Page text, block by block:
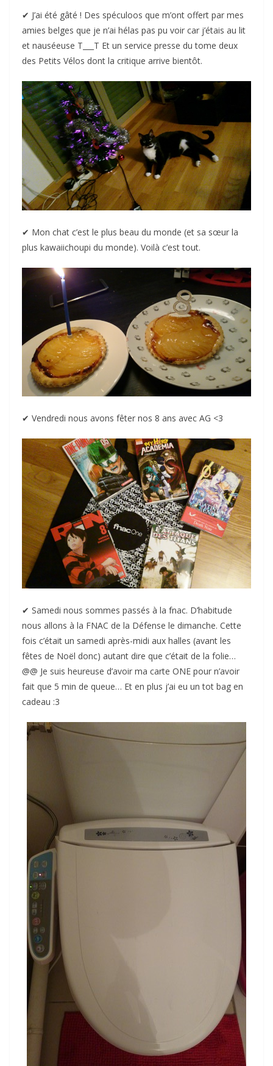
✔︎ J’ai été gâté ! Des spéculoos que m’ont offert par mes
amies belges que je n’ai hélas pas pu voir car j’étais au lit
et nauséeuse T___T Et un service presse du tome deux
des Petits Vélos dont la critique arrive bientôt.
✔︎ Mon chat c’est le plus beau du monde (et sa sœur la
plus kawaiichoupi du monde). Voilà c’est tout.
✔︎ Vendredi nous avons fêter nos 8 ans avec AG <3
✔︎ Samedi nous sommes passés à la fnac. D’habitude
nous allons à la FNAC de la Défense le dimanche. Cette
fois c’était un samedi après-midi aux halles (avant les
fêtes de Noël donc) autant dire que c’était de la folie…
@@ Je suis heureuse d’avoir ma carte ONE pour n’avoir
fait que 5 min de queue… Et en plus j’ai eu un tot bag en
cadeau :3